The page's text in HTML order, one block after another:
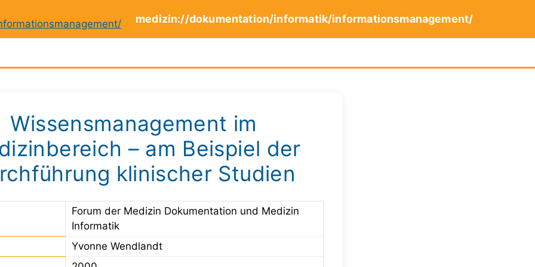
medizin://dokumentation/informatik/informationsmanagement/
Wissensmanagement im
– am Beispiel der
klinischer Studien
Forum der Medizin Dokumentation und Medizin
Informatik
Yvonne Wendlandt